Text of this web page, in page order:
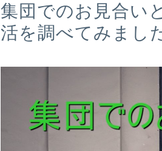
集団でのお見合い
活を調べてみまし